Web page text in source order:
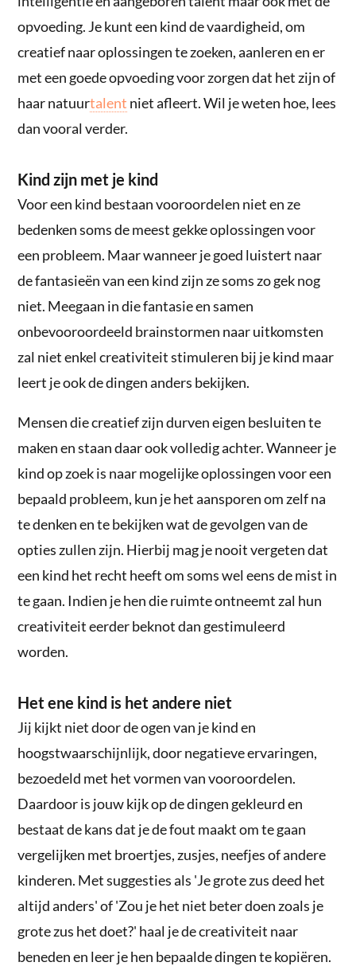
opvoeding. Je kunt een kind de vaardigheid, om
creatief naar oplossingen te zoeken, aanleren en er
met een goede opvoeding voor zorgen dat het zijn of
haar natuurtalent niet afleert. Wil je weten hoe, lees
dan vooral verder.
Kind zijn met je kind
Voor een kind bestaan vooroordelen niet en ze
bedenken soms de meest gekke oplossingen voor
een probleem. Maar wanneer je goed luistert naar
de fantasieën van een kind zijn ze soms zo gek nog
niet. Meegaan in die fantasie en samen
onbevooroordeeld brainstormen naar uitkomsten
zal niet enkel creativiteit stimuleren bij je kind maar
leert je ook de dingen anders bekijken.
Mensen die creatief zijn durven eigen besluiten te
maken en staan daar ook volledig achter. Wanneer je
kind op zoek is naar mogelijke oplossingen voor een
bepaald probleem, kun je het aansporen om zelf na
te denken en te bekijken wat de gevolgen van de
opties zullen zijn. Hierbij mag je nooit vergeten dat
een kind het recht heeft om soms wel eens de mist in
te gaan. Indien je hen die ruimte ontneemt zal hun
creativiteit eerder beknot dan gestimuleerd
worden.
Het ene kind is het andere niet
Jij kijkt niet door de ogen van je kind en
hoogstwaarschijnlijk, door negatieve ervaringen,
bezoedeld met het vormen van vooroordelen.
Daardoor is jouw kijk op de dingen gekleurd en
bestaat de kans dat je de fout maakt om te gaan
vergelijken met broertjes, zusjes, neefjes of andere
kinderen. Met suggesties als 'Je grote zus deed het
altijd anders' of 'Zou je het niet beter doen zoals je
grote zus het doet?' haal je de creativiteit naar
beneden en leer je hen bepaalde dingen te kopiëren.